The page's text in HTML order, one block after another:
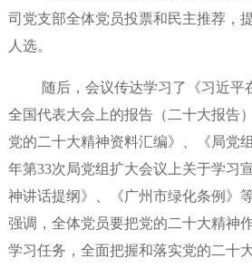
司党支部全体党员投票和民主推荐，
人选。
随后，会议传达学习了《习近平
全国代表大会上的报告（二十大报告
党的二十大精神资料汇编》、《局党
年第33次局党组扩大会议上关于学习
神讲话提纲》、《广州市绿化条例》
强调，全体党员要把党的二十大精神
学习任务，全面把握和落实党的二十